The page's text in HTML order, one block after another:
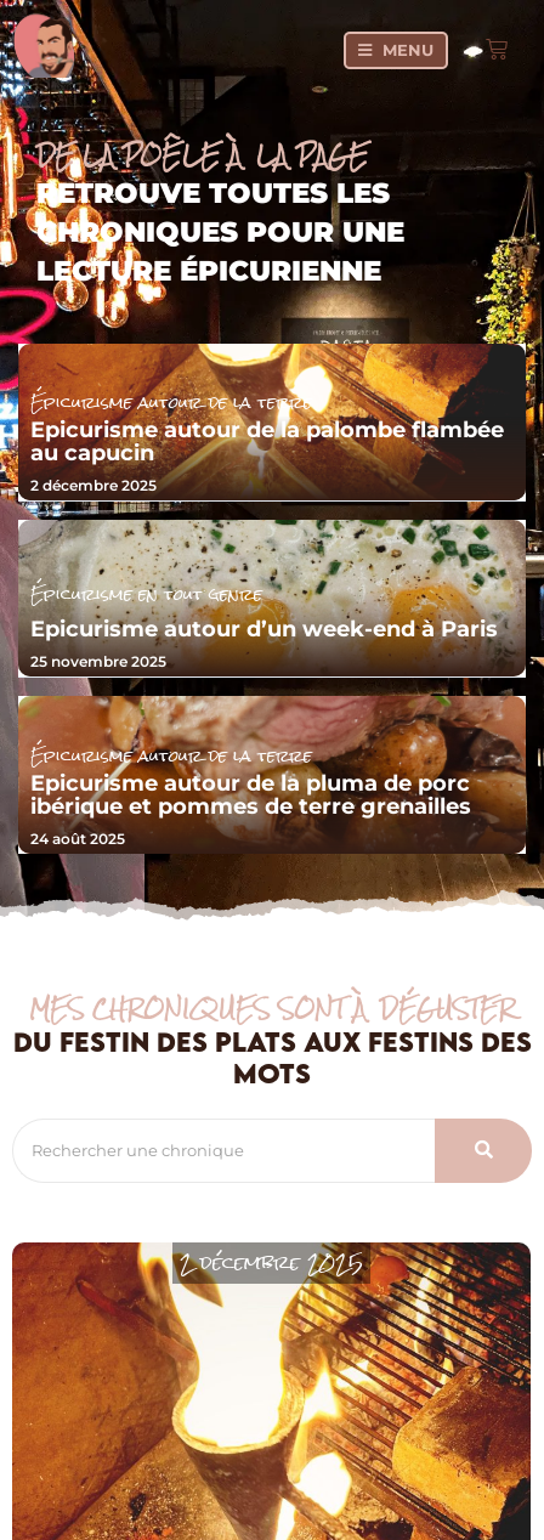
MENU
DE LA POÊLE À LA PAGE
RETROUVE TOUTES LES
CHRONIQUES POUR UNE
LECTURE ÉPICURIENNE
Épicurisme autour de la terre
Epicurisme autour de la palombe flambée
au capucin
2 décembre 2025
Épicurisme en tout genre
Epicurisme autour d’un week-end à Paris
25 novembre 2025
Épicurisme autour de la terre
Epicurisme autour de la pluma de porc
ibérique et pommes de terre grenailles
24 août 2025
MES CHRONIQUES SONT À DÉGUSTER
DU FESTIN DES PLATS AUX FESTINS DES
MOTS
2 décembre 2025